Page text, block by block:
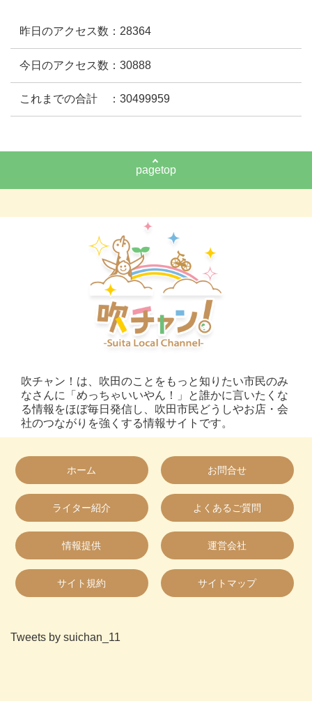
昨日のアクセス数：28364
今日のアクセス数：30888
これまでの合計 ：30499959
pagetop
吹チャン！は、吹田のことをもっと知りたい市民のみ
なさんに「めっちゃいいやん！」と誰かに言いたくな
る情報をほぼ毎日発信し、吹田市民どうしやお店・会
社のつながりを強くする情報サイトです。
ホーム お問合せ
ライター紹介 よくあるご質問
情報提供 運営会社
サイト規約 サイトマップ
Tweets by suichan_11